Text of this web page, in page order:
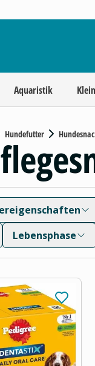
Aquaristik
Hundefutter
Lebensphase